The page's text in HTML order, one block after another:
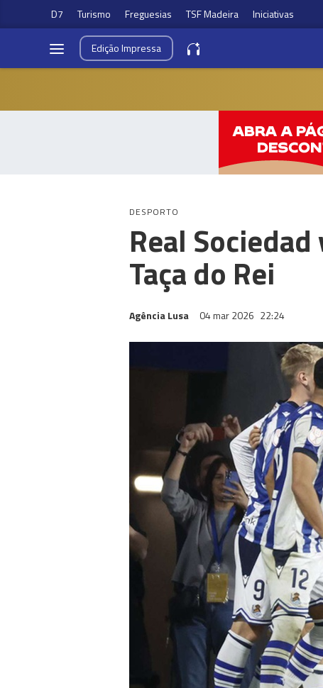
D7 Turismo Freguesias TSF Madeira Iniciativas
EdiçãoImpressa
DESPORTO
Real
Taça do Rei
Agência Lusa 04 mar 2026 22:24